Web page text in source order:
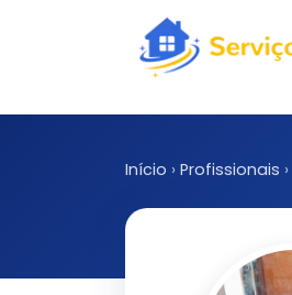
Início › Profissionais ›